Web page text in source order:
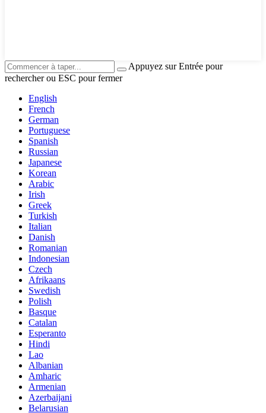
Appuyez sur Entrée pour
rechercher ou ESC pour fermer
English
French
German
Portuguese
Spanish
Russian
Japanese
Korean
Arabic
Irish
Greek
Turkish
Italian
Danish
Romanian
Indonesian
Czech
Afrikaans
Swedish
Polish
Basque
Catalan
Esperanto
Hindi
Lao
Albanian
Amharic
Armenian
Azerbaijani
Belarusian